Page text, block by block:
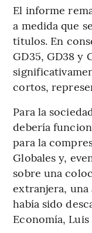
El informe
a medida que
títulos. En
GD35, GD38 y
cortos,
Para la
debería
para la
Globales y,
sobre una
extranjera, una
había sido
Economía,